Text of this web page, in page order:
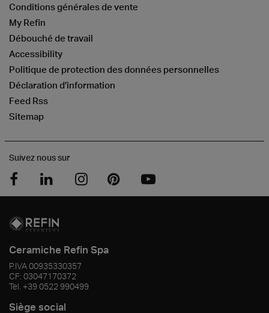
Conditions générales de vente
My Refin
Débouché de travail
Accessibility
Politique de protection des données personnelles
Déclaration d’information
Feed Rss
Sitemap
Suivez nous sur
Ceramiche Refin Spa
P.IVA00935330357
CF: 03047170372
Tel. +39 0522 990499
Siège social